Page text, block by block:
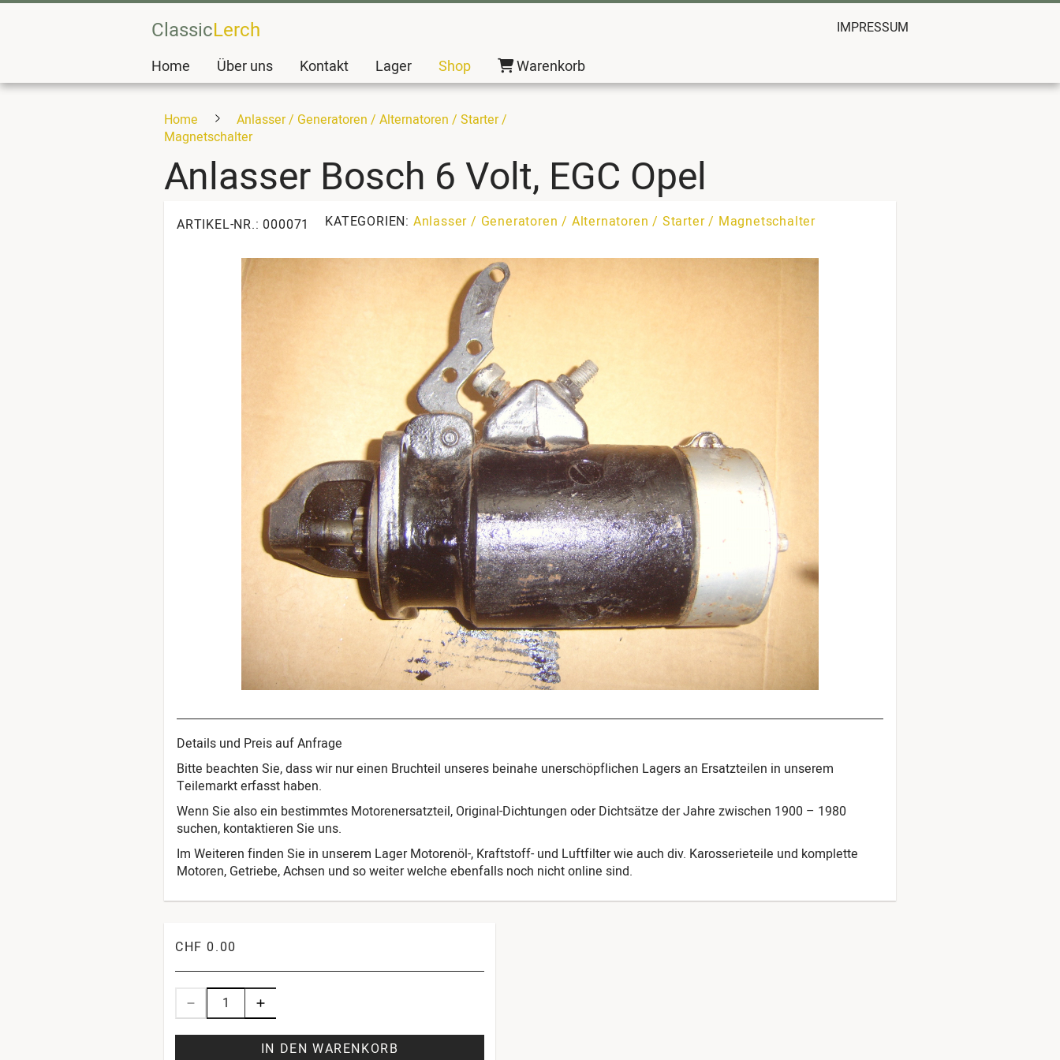
ClassicLerch IMPRESSUM
Home Über uns Kontakt Lager Shop Warenkorb
Home
Anlasser / Generatoren / Alternatoren / Starter /
Magnetschalter
Anlasser Bosch 6 Volt, EGC Opel
ARTIKEL-NR.: 000071 KATEGORIEN: Anlasser / Generatoren / Alternatoren / Starter / Magnetschalter
Details und Preis auf Anfrage
Bitte beachten Sie, dass wir nur einen Bruchteil unseres beinahe unerschöpflichen Lagers an Ersatzteilen in unserem
Teilemarkt erfasst haben.
Wenn Sie also ein bestimmtes Motorenersatzteil, Original-Dichtungen oder Dichtsätze der Jahre zwischen 1900 – 1980
suchen, kontaktieren Sie uns.
Im Weiteren finden Sie in unserem Lager Motorenöl-, Kraftstoff- und Luftfilter wie auch div. Karosserieteile und komplette
Motoren, Getriebe, Achsen und so weiter welche ebenfalls noch nicht online sind.
CHF 0.00
IN DEN WARENKORB